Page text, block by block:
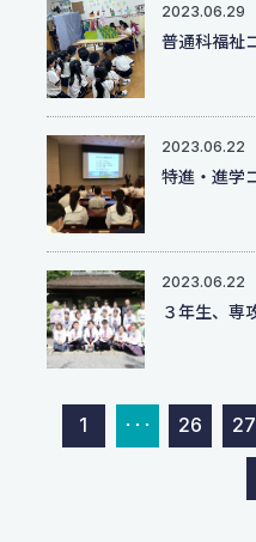
2023.06.29
2023.06.22
2023.06.22
1 ･･･ 26 27